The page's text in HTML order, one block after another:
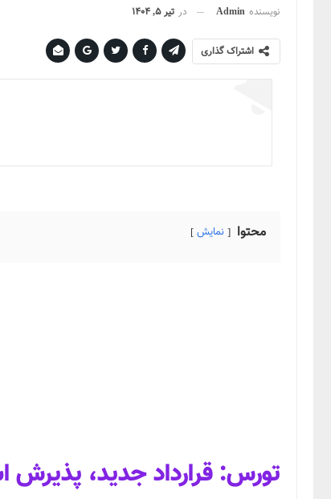
نویسنده Admin در تیر 5, 1404
اشتراک گذاری
محتوا نمایش
تورس: قرارداد جدید،